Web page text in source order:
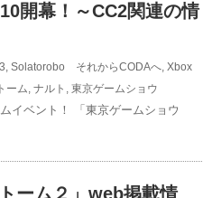
開幕！～CC2関連の情
, Solatorobo それからCODAへ, Xbox
ーム, ナルト , 東京ゲームショウ
イベント！ 「東京ゲームショウ
ーム２」web掲載情